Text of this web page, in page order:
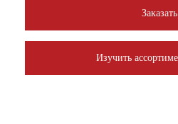
Заказать
Изучить